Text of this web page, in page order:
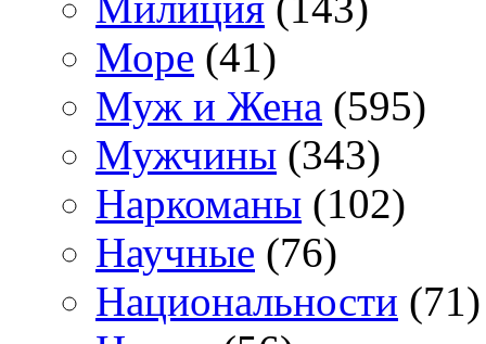
Море (41)
Муж и Жена (595)
Мужчины (343)
Наркоманы (102)
Научные (76)
Национальности (71)